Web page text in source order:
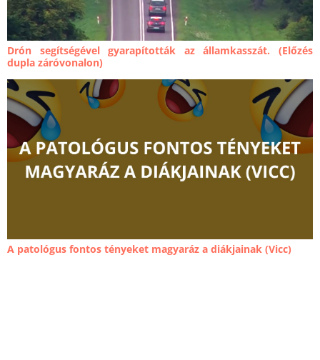
Drón segítségével gyarapították az államkasszát. (Előzés
dupla záróvonalon)
A patológus fontos tényeket magyaráz a diákjainak (Vicc)